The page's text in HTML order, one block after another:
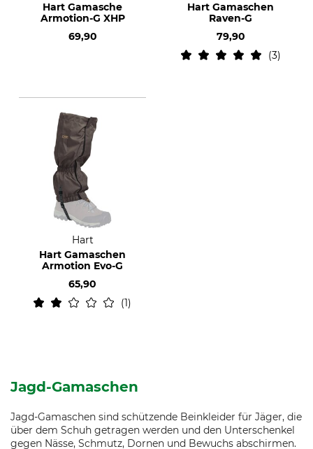
Hart Gamasche
Armotion-G XHP
69,90
Hart Gamaschen
Raven-G
79,90
3
Hart
Hart Gamaschen
Armotion Evo-G
65,90
1
Jagd-Gamaschen
Jagd-Gamaschen sind schützende Beinkleider für Jäger, die
über dem Schuh getragen werden und den Unterschenkel
gegen Nässe, Schmutz, Dornen und Bewuchs abschirmen.